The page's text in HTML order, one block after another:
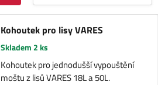
Kohoutek pro lisy VARES
Skladem 2 ks
Kohoutek pro jednodušší vypouštění
moštu z lisů VARES 18L a 50L.